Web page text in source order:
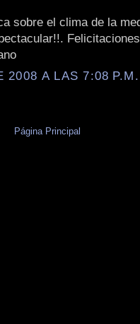
sobre el clima de la
2008 A LAS 7:08 P.M.
Página Principal